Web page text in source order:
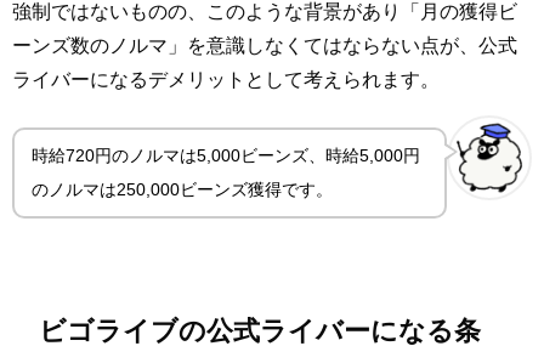
強制ではないものの、このような背景があり「月の獲得ビ
ーンズ数のノルマ」を意識しなくてはならない点が、公式
ライバーになるデメリットとして考えられます。
時給720円のノルマは5,000ビーンズ、時給5,000円
のノルマは250,000ビーンズ獲得です。
ビゴライブの公式ライバーになる条